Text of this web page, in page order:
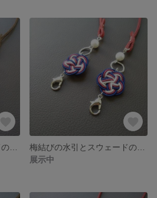
展示中